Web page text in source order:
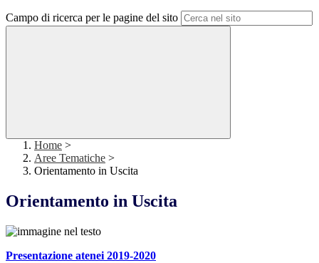
Campo di ricerca per le pagine del sito
Home >
Aree Tematiche >
Orientamento in Uscita
Orientamento in Uscita
Presentazione atenei 2019-2020